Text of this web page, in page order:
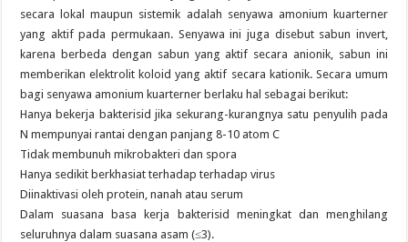
secara lokal maupun sistemik adalah senyawa amonium kuarterner
yang aktif pada permukaan. Senyawa ini juga disebut sabun invert,
karena berbeda dengan sabun yang aktif secara anionik, sabun ini
memberikan elektrolit koloid yang aktif secara kationik. Secara umum
bagi senyawa amonium kuarterner berlaku hal sebagai berikut:
Hanya bekerja bakterisid jika sekurang-kurangnya satu penyulih pada
N mempunyai rantai dengan panjang 8-10 atom C
Tidak membunuh mikrobakteri dan spora
Hanya sedikit berkhasiat terhadap terhadap virus
Diinaktivasi oleh protein, nanah atau serum
Dalam suasana basa kerja bakterisid meningkat dan menghilang
seluruhnya dalam suasana asam (≤3).